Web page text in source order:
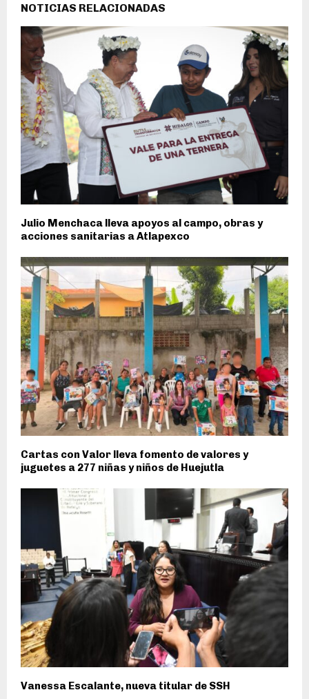
NOTICIAS RELACIONADAS
Julio Menchaca lleva apoyos al campo, obras y
acciones sanitarias a Atlapexco
Cartas con Valor lleva fomento de valores y
juguetes a 277 niñas y niños de Huejutla
Vanessa Escalante, nueva titular de SSH